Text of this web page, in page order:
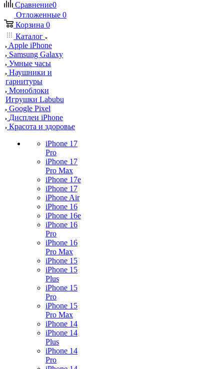
Сравнение0
Отложенные 0
Корзина 0
Каталог
Apple iPhone
Samsung Galaxy
Умные часы
Наушники и
гарнитуры
Моноблоки
Игрушки Labubu
Google Pixel
Дисплеи iPhone
Красота и здоровье
iPhone 17
Pro
iPhone 17
Pro Max
iPhone 17e
iPhone 17
iPhone Air
iPhone 16
iPhone 16e
iPhone 16
Pro
iPhone 16
Pro Max
iPhone 15
iPhone 15
Plus
iPhone 15
Pro
iPhone 15
Pro Max
iPhone 14
iPhone 14
Plus
iPhone 14
Pro